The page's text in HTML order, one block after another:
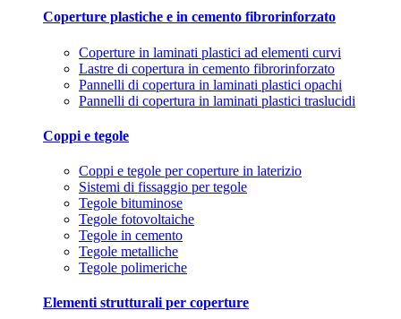
Coperture plastiche e in cemento fibrorinforzato
Coperture in laminati plastici ad elementi curvi
Lastre di copertura in cemento fibrorinforzato
Pannelli di copertura in laminati plastici opachi
Pannelli di copertura in laminati plastici traslucidi
Coppi e tegole
Coppi e tegole per coperture in laterizio
Sistemi di fissaggio per tegole
Tegole bituminose
Tegole fotovoltaiche
Tegole in cemento
Tegole metalliche
Tegole polimeriche
Elementi strutturali per coperture